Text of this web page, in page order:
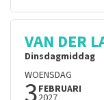
VAN DER
Dinsdagmiddag
WOENSDAG
FEBRUARI